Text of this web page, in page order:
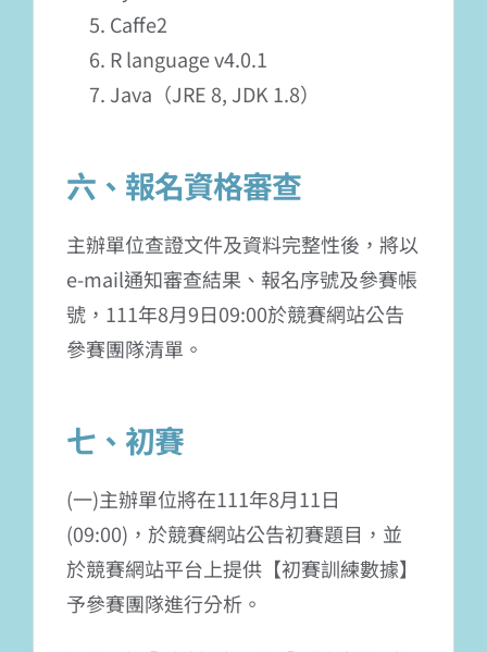
Caffe2
R language v4.0.1
Java（JRE 8, JDK 1.8）
六、報名資格審查
主辦單位查證文件及資料完整性後，將以
e-mail通知審查結果、報名序號及參賽帳
號，111年8月9日09:00於競賽網站公告
參賽團隊清單。
七、初賽
(一)主辦單位將在111年8月11日
(09:00)，於競賽網站公告初賽題目，並
於競賽網站平台上提供【初賽訓練數據】
予參賽團隊進行分析。